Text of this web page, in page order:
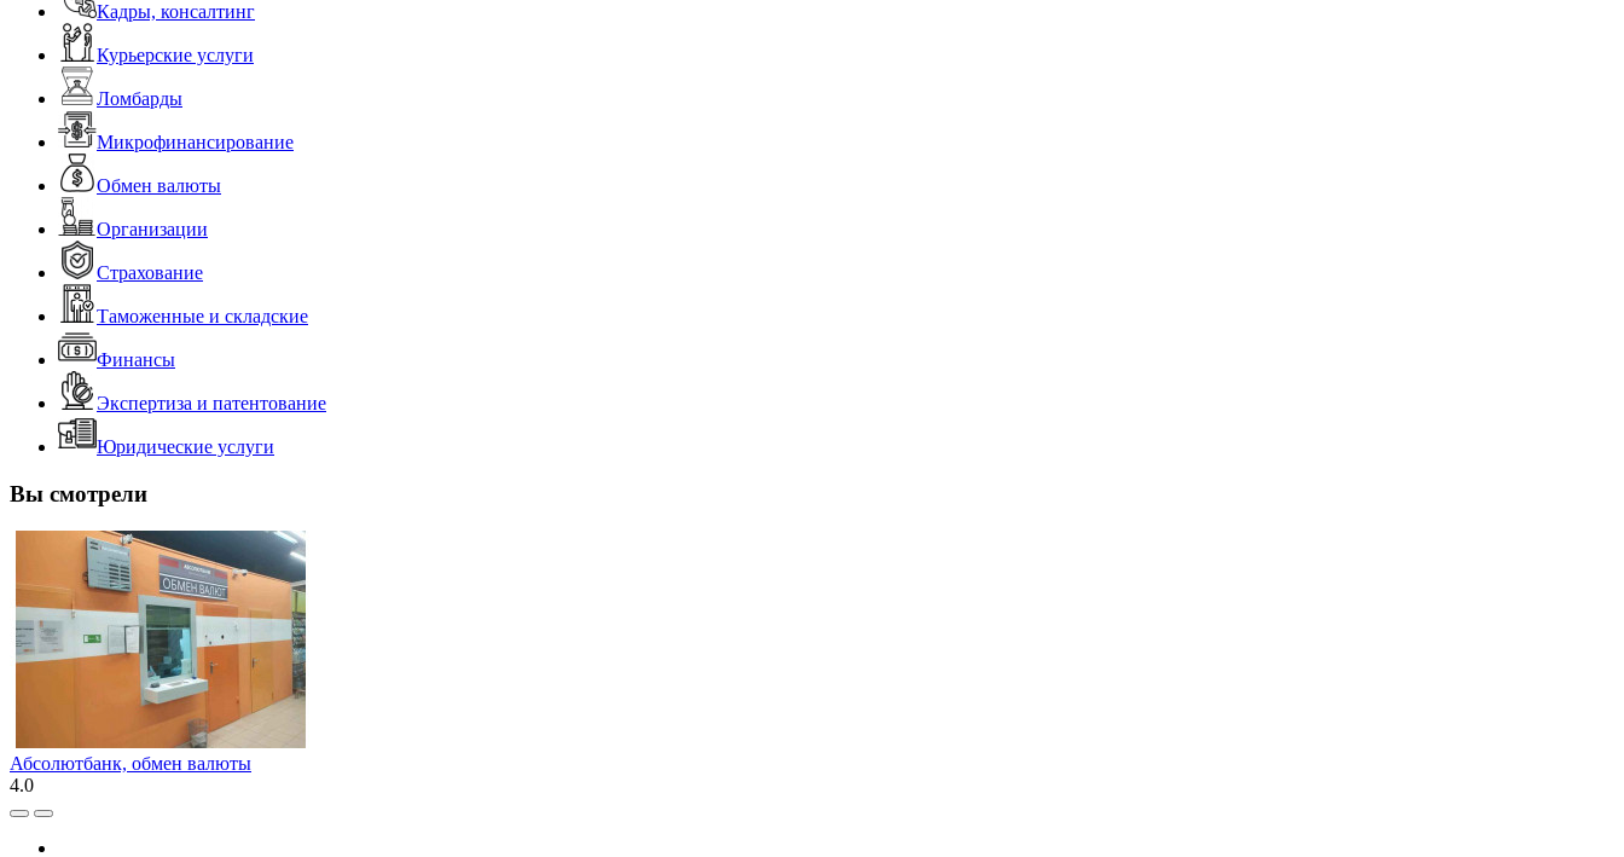
Кадры, консалтинг
Курьерские услуги
Ломбарды
Микрофинансирование
Обмен валюты
Организации
Страхование
Таможенные и складские
Финансы
Экспертиза и патентование
Юридические услуги
Вы смотрели
Абсолютбанк, обмен валюты
4.0